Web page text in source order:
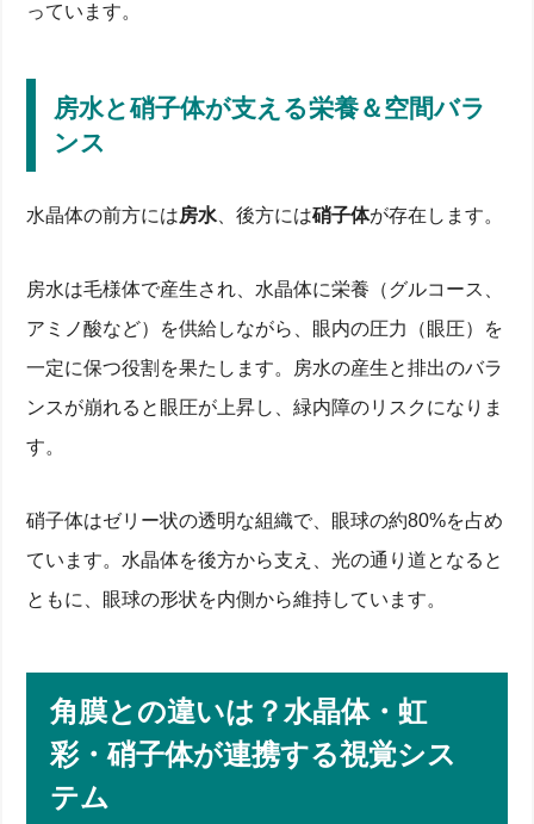
っています。
房水と硝子体が支える栄養＆空間バラ
ンス
水晶体の前方には房水、後方には硝子体が存在します。
房水は毛様体で産生され、水晶体に栄養（グルコース、
アミノ酸など）を供給しながら、眼内の圧力（眼圧）を
一定に保つ役割を果たします。房水の産生と排出のバラ
ンスが崩れると眼圧が上昇し、緑内障のリスクになりま
す。
硝子体はゼリー状の透明な組織で、眼球の約80%を占め
ています。水晶体を後方から支え、光の通り道となると
ともに、眼球の形状を内側から維持しています。
角膜との違いは？水晶体・虹
彩・硝子体が連携する視覚シス
テム